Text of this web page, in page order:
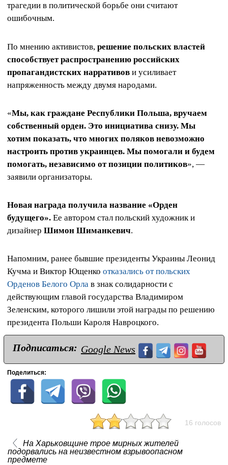
трагедии в политической борьбе они считают
ошибочным.
По мнению активистов, решение польских властей
способствует распространению российских
пропагандистских нарративов и усиливает
напряженность между двумя народами.
«Мы, как граждане Республики Польша, вручаем
собственный орден. Это инициатива снизу. Мы
хотим показать, что многих поляков невозможно
настроить против украинцев. Мы помогали и будем
помогать, независимо от позиции политиков», —
заявили организаторы.
Новая награда получила название «Орден
будущего». Ее автором стал польский художник и
дизайнер Шимон Шиманкевич.
Напомним, ранее бывшие президенты Украины Леонид
Кучма и Виктор Ющенко отказались от польских
Орденов Белого Орла в знак солидарности с
действующим главой государства Владимиром
Зеленским, которого лишили этой награды по решению
президента Польши Кароля Навроцкого.
Подписаться: Google News
Поделиться:
16 голосов
На Харьковщине трое мирных жителей
подорвались на неизвестном взрывоопасном
предмете